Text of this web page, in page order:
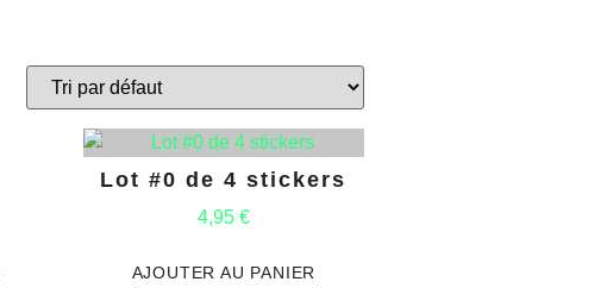
Lot #0 de 4 stickers
4,95 €
AJOUTER AU PANIER